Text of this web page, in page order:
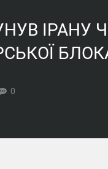
ІРАНУ
0